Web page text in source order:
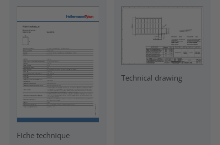
Fiche technique
Technical drawing